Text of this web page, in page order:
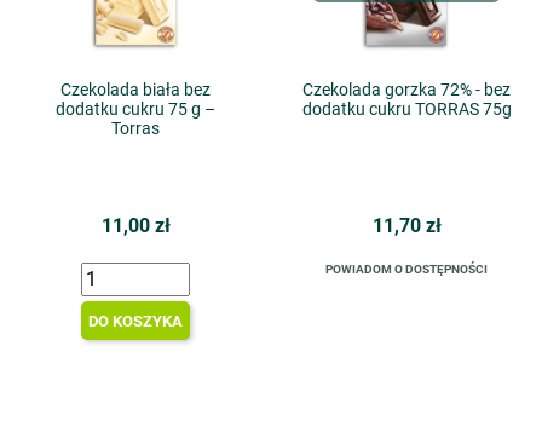
Czekolada biała bez
dodatku cukru 75 g –
Torras
11,00 zł
DO KOSZYKA
Czekolada gorzka 72% - bez
dodatku cukru TORRAS 75g
11,70 zł
POWIADOM O DOSTĘPNOŚCI